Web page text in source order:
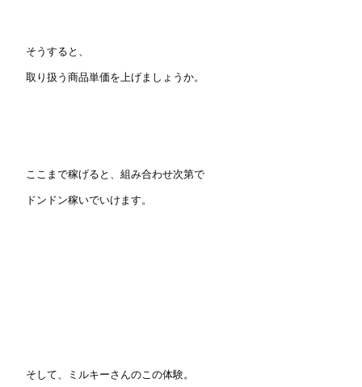
そうすると、
取り扱う商品単価を上げましょうか。
ここまで稼げると、組み合わせ次第で
ドンドン稼いでいけます。
そして、ミルキーさんのこの体験。